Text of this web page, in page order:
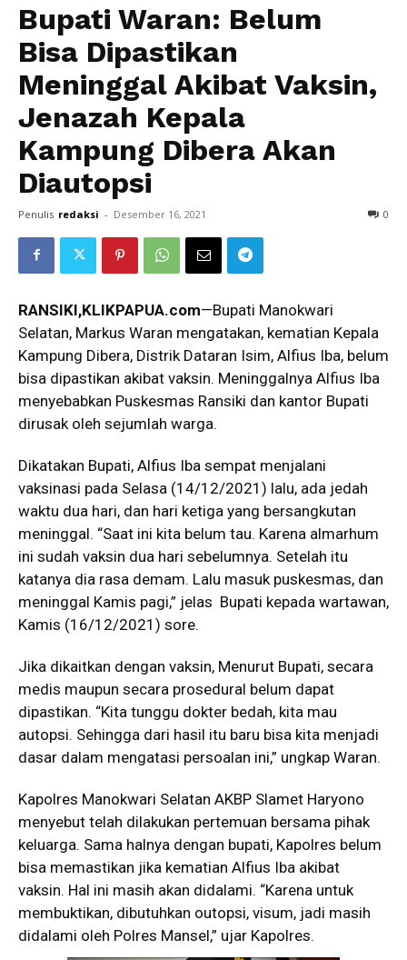
Bupati Waran: Belum
Bisa Dipastikan
Meninggal Akibat Vaksin,
Jenazah Kepala
Kampung Dibera Akan
Diautopsi
Penulis redaksi - Desember 16, 2021 0
RANSIKI,KLIKPAPUA.com—Bupati Manokwari
Selatan, Markus Waran mengatakan, kematian Kepala
Kampung Dibera, Distrik Dataran Isim, Alfius Iba, belum
bisa dipastikan akibat vaksin. Meninggalnya Alfius Iba
menyebabkan Puskesmas Ransiki dan kantor Bupati
dirusak oleh sejumlah warga.
Dikatakan Bupati, Alfius Iba sempat menjalani
vaksinasi pada Selasa (14/12/2021) lalu, ada jedah
waktu dua hari, dan hari ketiga yang bersangkutan
meninggal. “Saat ini kita belum tau. Karena almarhum
ini sudah vaksin dua hari sebelumnya. Setelah itu
katanya dia rasa demam. Lalu masuk puskesmas, dan
meninggal Kamis pagi,” jelas Bupati kepada wartawan,
Kamis (16/12/2021) sore.
Jika dikaitkan dengan vaksin, Menurut Bupati, secara
medis maupun secara prosedural belum dapat
dipastikan. “Kita tunggu dokter bedah, kita mau
autopsi. Sehingga dari hasil itu baru bisa kita menjadi
dasar dalam mengatasi persoalan ini,” ungkap Waran.
Kapolres Manokwari Selatan AKBP Slamet Haryono
menyebut telah dilakukan pertemuan bersama pihak
keluarga. Sama halnya dengan bupati, Kapolres belum
bisa memastikan jika kematian Alfius Iba akibat
vaksin. Hal ini masih akan didalami. “Karena untuk
membuktikan, dibutuhkan outopsi, visum, jadi masih
didalami oleh Polres Mansel,” ujar Kapolres.